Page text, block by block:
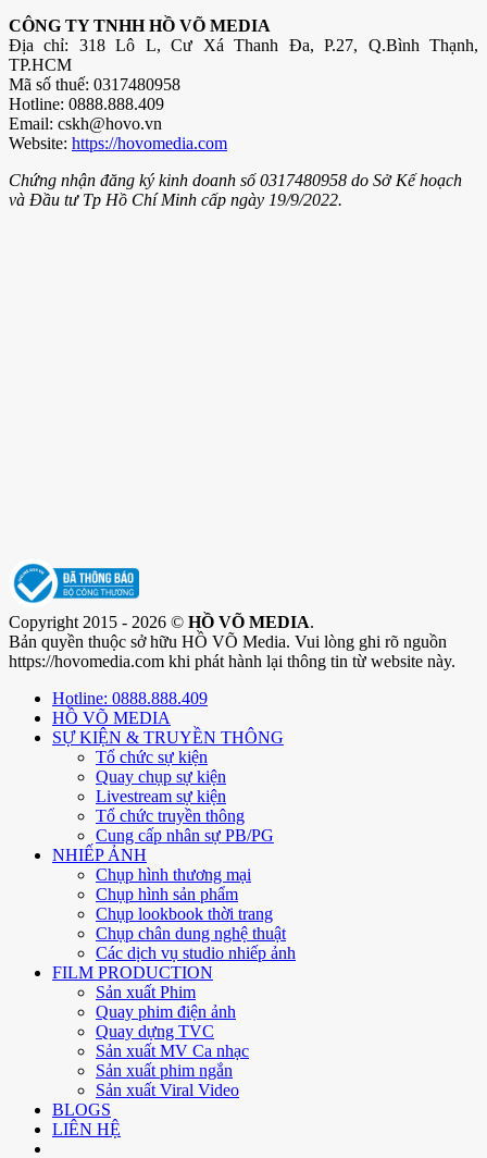
CÔNG TY TNHH HỒ VÕ MEDIA
Địa chỉ: 318 Lô L, Cư Xá Thanh Đa, P.27, Q.Bình Thạnh,
TP.HCM
Mã số thuế: 0317480958
Hotline: 0888.888.409
Email: cskh@hovo.vn
Website: https://hovomedia.com
Chứng nhận đăng ký kinh doanh số 0317480958 do Sở Kế hoạch
và Đầu tư Tp Hồ Chí Minh cấp ngày 19/9/2022.
Copyright 2015 - 2026 © HỒ VÕ MEDIA.
Bản quyền thuộc sở hữu HỒ VÕ Media. Vui lòng ghi rõ nguồn
https://hovomedia.com khi phát hành lại thông tin từ website này.
Hotline: 0888.888.409
HỒ VÕ MEDIA
SỰ KIỆN & TRUYỀN THÔNG
Tổ chức sự kiện
Quay chụp sự kiện
Livestream sự kiện
Tổ chức truyền thông
Cung cấp nhân sự PB/PG
NHIẾP ẢNH
Chụp hình thương mại
Chụp hình sản phẩm
Chụp lookbook thời trang
Chụp chân dung nghệ thuật
Các dịch vụ studio nhiếp ảnh
FILM PRODUCTION
Sản xuất Phim
Quay phim điện ảnh
Quay dựng TVC
Sản xuất MV Ca nhạc
Sản xuất phim ngắn
Sản xuất Viral Video
BLOGS
LIÊN HỆ